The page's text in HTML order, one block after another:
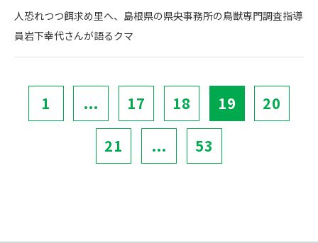
人恐れつつ餌求め里へ、島根県の県央事務所の鳥獣専門調査指導
員岩下幸代さんが語るクマ
1 ... 17 18 19 20
21 ... 53